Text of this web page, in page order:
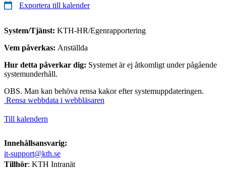
Exportera till kalender
System/Tjänst: KTH-HR/Egenrapportering
Vem påverkas: Anställda
Hur detta påverkar dig: Systemet är ej åtkomligt under pågående
systemunderhåll.
OBS. Man kan behöva rensa kakor efter systemuppdateringen.
Rensa webbdata i webbläsaren
Till kalendern
Innehållsansvarig:
it-support@kth.se
Tillhör: KTH Intranät